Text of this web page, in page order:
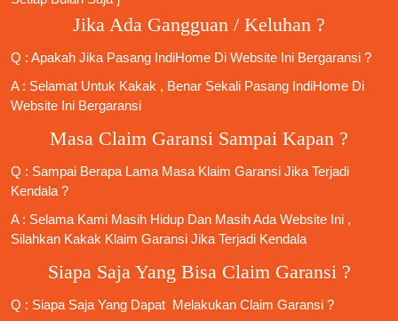
Jika Ada Gangguan / Keluhan ?
Q : Apakah Jika Pasang IndiHome Di Website Ini Bergaransi ?
A : Selamat Untuk Kakak , Benar Sekali Pasang IndiHome Di
Website Ini Bergaransi
Masa Claim Garansi Sampai Kapan ?
Q : Sampai Berapa Lama Masa Klaim Garansi Jika Terjadi
Kendala ?
A : Selama Kami Masih Hidup Dan Masih Ada Website Ini ,
Silahkan Kakak Klaim Garansi Jika Terjadi Kendala
Siapa Saja Yang Bisa Claim Garansi ?
Q : Siapa Saja Yang Dapat Melakukan Claim Garansi ?